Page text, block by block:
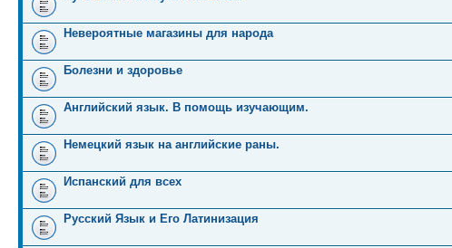
Невероятные магазины для народа
Болезни и здоровье
Английский язык. В помощь изучающим.
Немецкий язык на английские раны.
Испанский для всех
Русский Язык и Его Латинизация